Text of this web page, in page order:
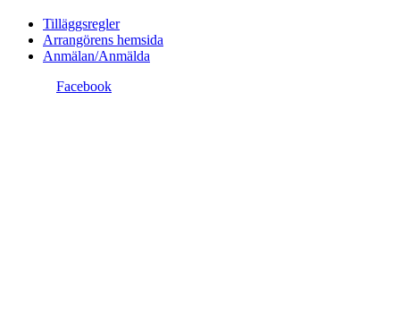
Tilläggsregler
Arrangörens hemsida
Anmälan/Anmälda
Facebook